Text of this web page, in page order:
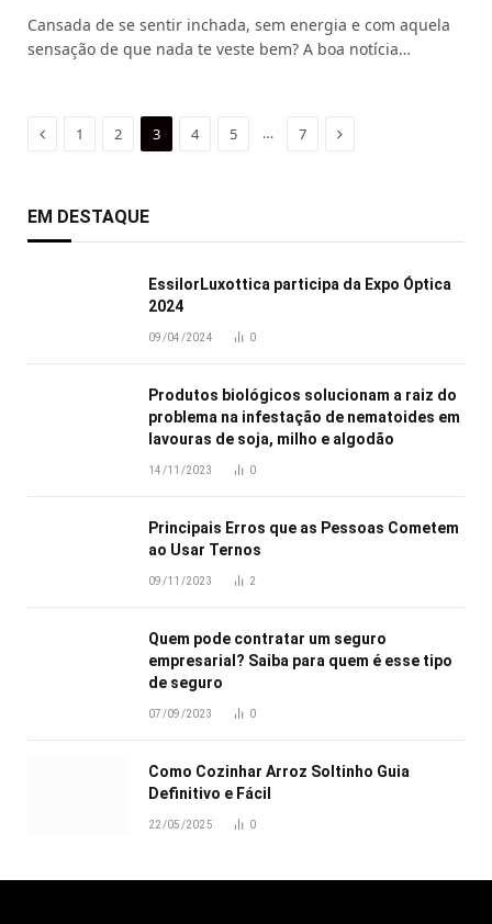
Cansada de se sentir inchada, sem energia e com aquela
sensação de que nada te veste bem? A boa notícia…
Previous
1 2 3 4 5 … 7 Next
EM DESTAQUE
EssilorLuxottica participa da Expo Óptica
2024
09/04/2024 0
Produtos biológicos solucionam a raiz do
problema na infestação de nematoides em
lavouras de soja, milho e algodão
14/11/2023 0
Principais Erros que as Pessoas Cometem
ao Usar Ternos
09/11/2023 2
Quem pode contratar um seguro
empresarial? Saiba para quem é esse tipo
de seguro
07/09/2023 0
Como Cozinhar Arroz Soltinho Guia
Definitivo e Fácil
22/05/2025 0